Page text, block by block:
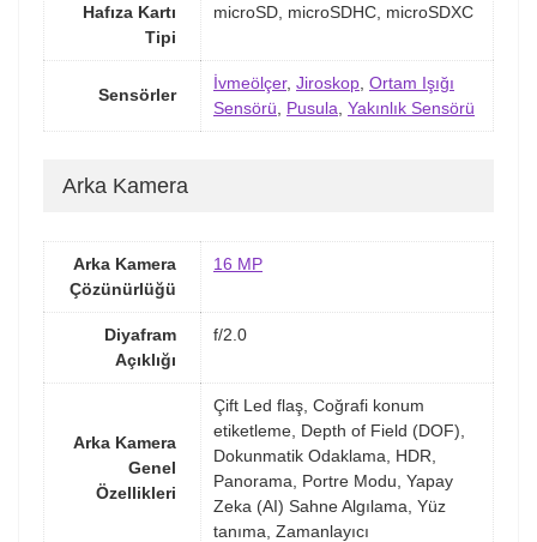
Hafıza Kartı
Tipi
microSD, microSDHC, microSDXC
Sensörler
İvmeölçer, Jiroskop Ortam Işığı
Sensörü
Pusula Yakınlık Sensörü
Arka Kamera
Arka Kamera
Çözünürlüğü
16 MP
Diyafram
Açıklığı
f/2.0
Arka Kamera
Genel
Özellikleri
Çift Led flaş, Coğrafi konum
etiketleme, Depth of Field (DOF),
Dokunmatik Odaklama, HDR,
Panorama, Portre Modu, Yapay
Zeka (AI) Sahne Algılama, Yüz
tanıma, Zamanlayıcı